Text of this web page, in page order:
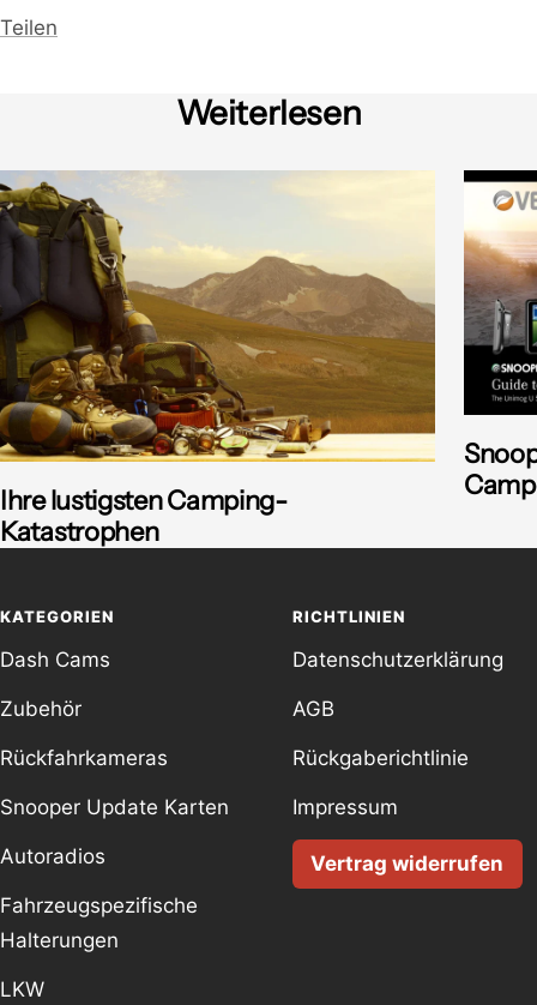
Teilen
Weiterlesen
Ihre lustigsten Camping-
Katastrophen
KATEGORIEN
Dash Cams
Zubehör
Rückfahrkameras
Snooper Update Karten
Autoradios
Fahrzeugspezifische
Halterungen
LKW
RICHTLINIEN
Datenschutzerklärung
AGB
Rückgaberichtlinie
Impressum
Vertrag widerrufen